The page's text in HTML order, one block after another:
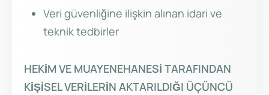
Veri güvenliğine ilişkin alınan idari ve
teknik tedbirler
HEKİM VE MUAYENEHANESİ TARAFINDAN
KİŞİSEL VERİLERİN AKTARILDIĞI ÜÇÜNCÜ